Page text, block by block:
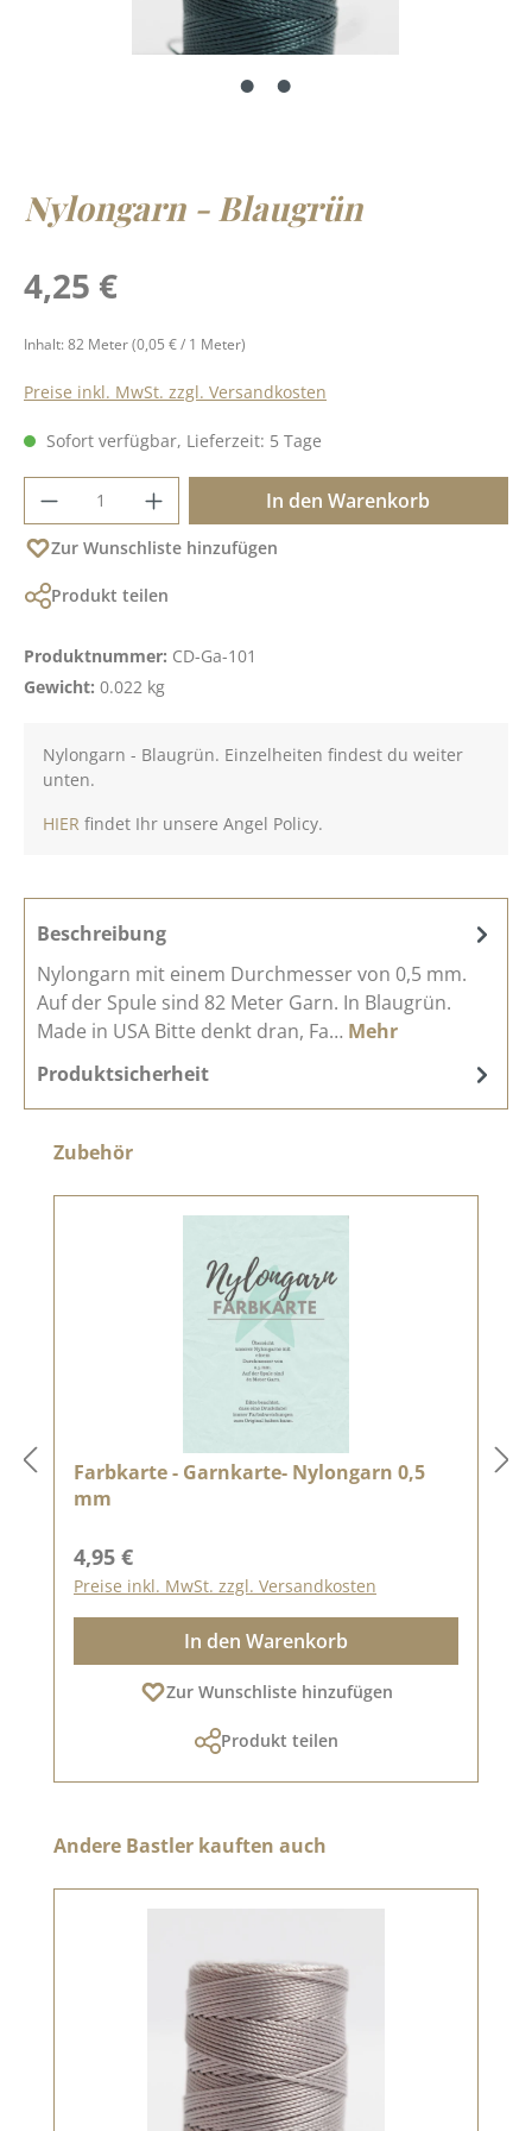
Nylongarn - Blaugrün
Regulärer Preis:
4,25 €
Inhalt: 82 Meter(0,05 € / 1 Meter)
Preise inkl. MwSt. zzgl. Versandkosten
Sofort verfügbar, Lieferzeit: 5 Tage
Produkt Anzahl: Gib den gewünschten
In den Warenkorb
Zur Wunschliste hinzufügen
Produkt teilen
Produktnummer: CD-Ga-101
Gewicht: 0.022 kg
Nylongarn - Blaugrün. Einzelheiten findest du weiter
unten.
HIER findet Ihr unsere Angel Policy.
Beschreibung
Nylongarn mit einem Durchmesser von 0,5 mm.
Auf der Spule sind 82 Meter Garn. In Blaugrün.
Made in USA Bitte denkt dran, Fa… Mehr
Produktsicherheit
Produktgalerie überspringen
Zubehör
Farbkarte - Garnkarte- Nylongarn 0,5
mm
Regulärer Preis:
4,95 €
Preise inkl. MwSt. zzgl. Versandkosten
In den Warenkorb
Zur Wunschliste hinzufügen
Produkt teilen
Produktgalerie überspringen
Andere Bastler kauften auch